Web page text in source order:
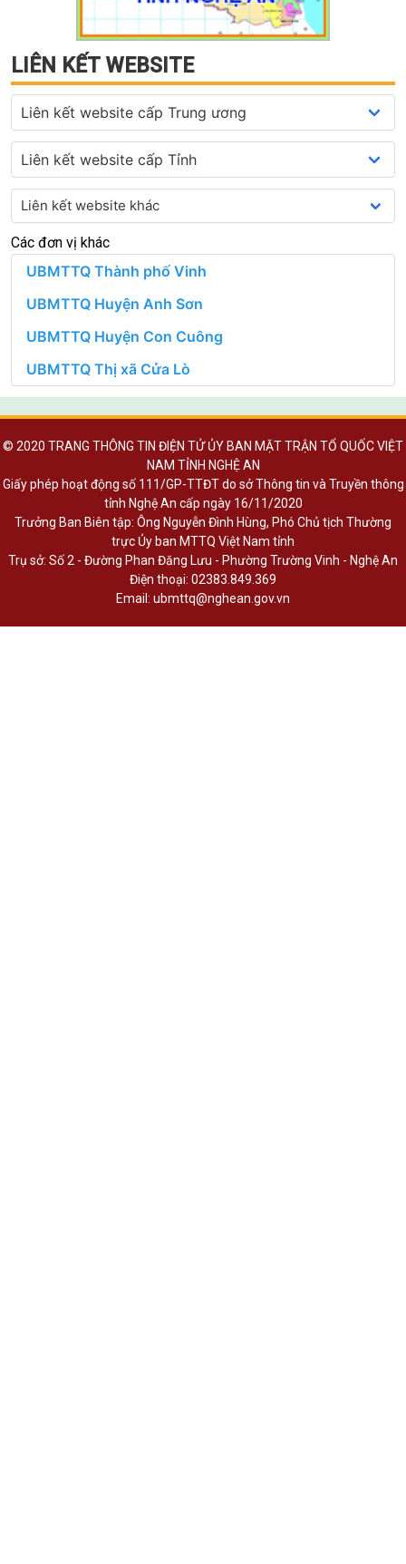
LIÊN KẾT WEBSITE
Các đơn vị khác
© 2020 TRANG THÔNG TIN ĐIỆN TỬ ỦY BAN MẶT TRẬN TỔ QUỐC VIỆT
NAM TỈNH NGHỆ AN
Giấy phép hoạt động số 111/GP-TTĐT do sở Thông tin và Truyền thông
tỉnh Nghệ An cấp ngày 16/11/2020
Trưởng Ban Biên tập: Ông Nguyễn Đình Hùng, Phó Chủ tịch Thường
trực Ủy ban MTTQ Việt Nam tỉnh
Trụ sở: Số 2 - Đường Phan Đăng Lưu - Phường Trường Vinh - Nghệ An
Điện thoại: 02383.849.369
Email: ubmttq@nghean.gov.vn